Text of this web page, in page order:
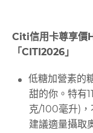
Citi信用卡尊享價
「CITI2026」
低糖加營素的
甜的你。特有
克/100毫升)
建議適量攝取